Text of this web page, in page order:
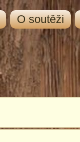
O soutěži